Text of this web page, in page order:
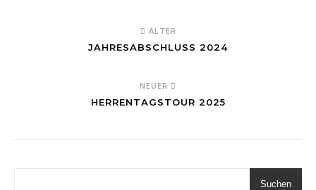
ÄLTER
JAHRESABSCHLUSS 2024
NEUER
HERRENTAGSTOUR 2025
Suchen